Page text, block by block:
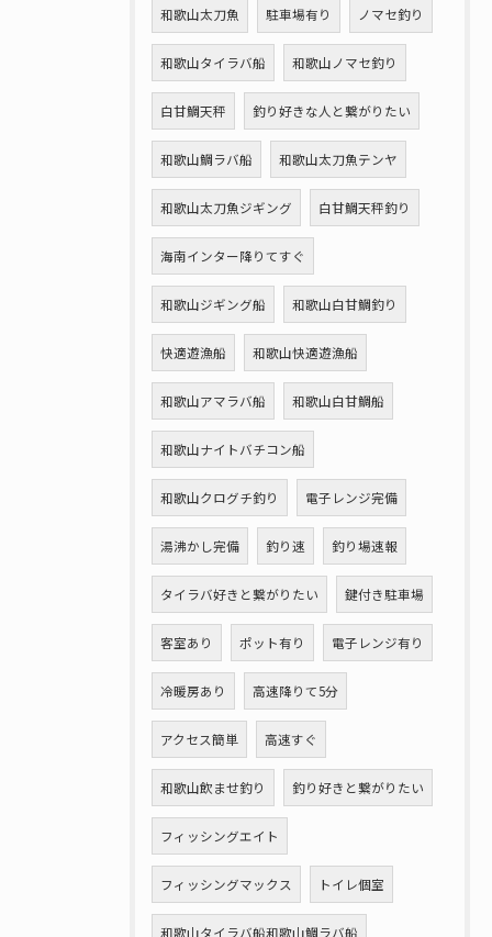
和歌山太刀魚 駐車場有り ノマセ釣り
和歌山タイラバ船 和歌山ノマセ釣り
白甘鯛天秤 釣り好きな人と繋がりたい
和歌山鯛ラバ船 和歌山太刀魚テンヤ
和歌山太刀魚ジギング 白甘鯛天秤釣り
海南インター降りてすぐ
和歌山ジギング船 和歌山白甘鯛釣り
快適遊漁船 和歌山快適遊漁船
和歌山アマラバ船 和歌山白甘鯛船
和歌山ナイトバチコン船
和歌山クログチ釣り 電子レンジ完備
湯沸かし完備 釣り速 釣り場速報
タイラバ好きと繋がりたい 鍵付き駐車場
客室あり ポット有り 電子レンジ有り
冷暖房あり 高速降りて5分
アクセス簡単 高速すぐ
和歌山飲ませ釣り 釣り好きと繋がりたい
フィッシングエイト
フィッシングマックス トイレ個室
和歌山タイラバ船和歌山鯛ラバ船